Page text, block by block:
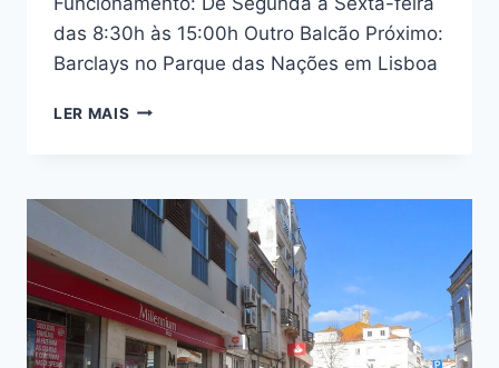
das 8:30h às 15:00h Outro Balcão Próximo:
Barclays no Parque das Nações em Lisboa
LER MAIS BARCLAYS